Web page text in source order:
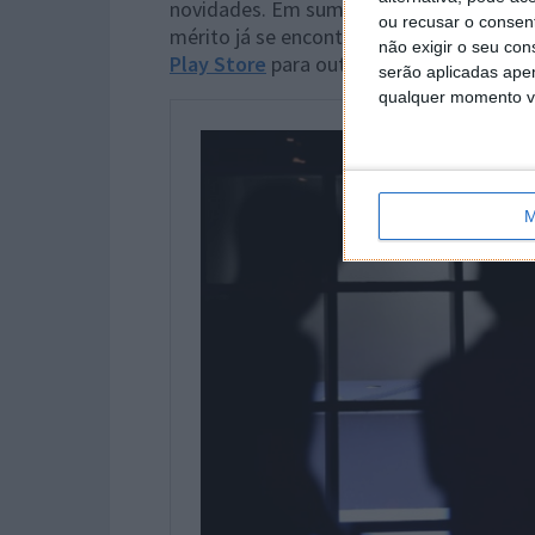
ou recusar o
não exigir o seu
serão aplicadas
qualquer momento
novidades. Em suma, trata-se de mais
mérito já se encontra comprovado.
Play Store para outros terminais.